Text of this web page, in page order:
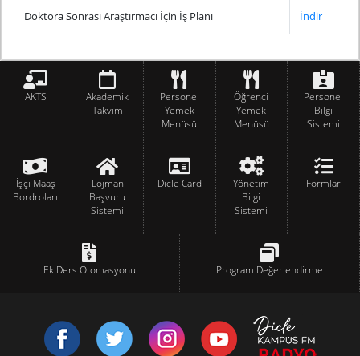
Doktora Sonrası Araştırmacı İçin İş Planı İndir
AKTS
Akademik
Takvim
Personel
Yemek
Menüsü
Öğrenci
Yemek
Menüsü
Personel
Bilgi
Sistemi
İşçi Maaş
Bordroları
Lojman
Başvuru
Sistemi
Dicle Card
Yönetim
Bilgi
Sistemi
Formlar
Ek Ders Otomasyonu Program Değerlendirme